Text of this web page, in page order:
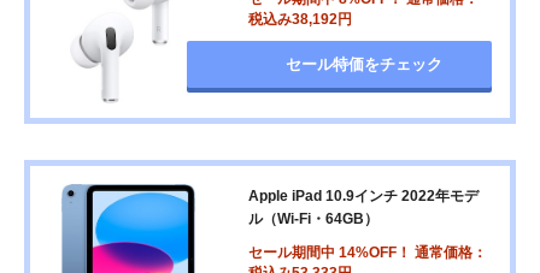
税込み38,192円
セール特価をチェック
Apple iPad 10.9インチ 2022年モデ
ル（Wi-Fi・64GB）
セール期間中 14%OFF！ 通常価格：